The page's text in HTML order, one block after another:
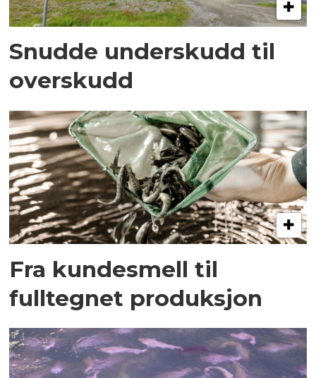
Snudde underskudd til
overskudd
Fra kundesmell til
fulltegnet produksjon